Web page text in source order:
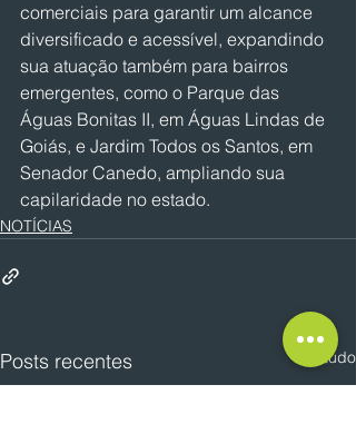
comerciais para garantir um alcance
diversificado e acessível, expandindo
sua atuação também para bairros
emergentes, como o Parque das
Águas Bonitas II, em Águas Lindas de
Goiás, e Jardim Todos os Santos, em
Senador Canedo, ampliando sua
capilaridade no estado.
NOTÍCIAS
Posts recentes Ver tudo